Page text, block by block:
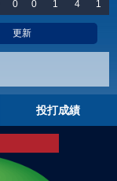
0 0 1 4 1
更新
投打成績